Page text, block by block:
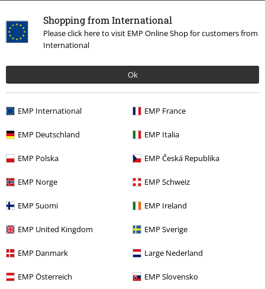
Shopping from International
Please click here to visit EMP Online Shop for customers from
International
Ok
EMP International EMP France
EMP Deutschland EMP Italia
EMP Polska EMP Česká Republika
EMP Norge EMP Schweiz
EMP Suomi EMP Ireland
EMP United Kingdom EMP Sverige
EMP Danmark Large Nederland
EMP Österreich EMP Slovensko
Band Merch Genre Core Metalcore
Band Merch Killswitch Engage
Udsalg %
Nyhedsbrev
info